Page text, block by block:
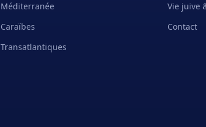
Méditerranée
Caraïbes
Transatlantiques
Vie juive
Contact